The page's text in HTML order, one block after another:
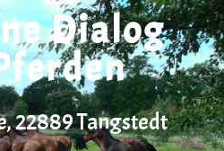
Dialog
22889 Tangstedt